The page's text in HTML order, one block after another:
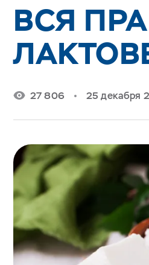
ВСЯ
27 806 25 декабря